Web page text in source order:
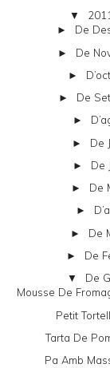
▼ 2011
► De
► De
►
► De
►
► De
► De
► De
►
► De
► De
▼ De
Mousse De
Petit
Tarta De
Pa Amb